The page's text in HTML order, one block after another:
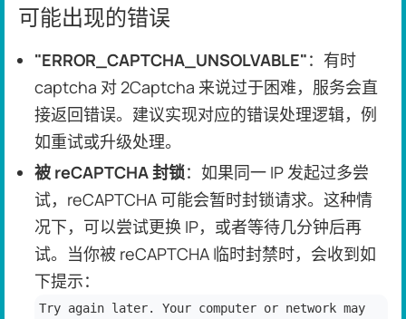
可能出现的错误
"ERROR_CAPTCHA_UNSOLVABLE"：有时
captcha 对 2Captcha 来说过于困难，服务会直
接返回错误。建议实现对应的错误处理逻辑，例
如重试或升级处理。
被 reCAPTCHA 封锁：如果同一 IP 发起过多尝
试，reCAPTCHA 可能会暂时封锁请求。这种情
况下，可以尝试更换 IP，或者等待几分钟后再
试。当你被 reCAPTCHA 临时封禁时，会收到如
下提示：
Try again later. Your computer or network may